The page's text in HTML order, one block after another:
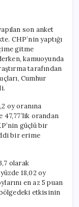
Düşerken
CHP
Yükseliyor
için
son anket
CHP’nin yaptığı
gitme
kamuoyunda
tarafından
Cumhur
oy oranına
orandan
güçlü bir
bir erime
olarak
18,02 oy
en az 5 puan
etkisinin